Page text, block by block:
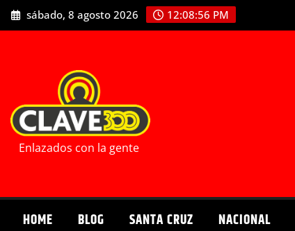
Saltar
al
sábado, 8 agosto 2026 12:08:57 PM
Enlazados con la gente
HOME BLOG SANTA CRUZ NACIONAL